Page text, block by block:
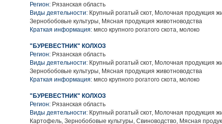
Регион: Рязанская область
Виды деятельности: Крупный рогатый скот, Молочная продукция
Зернобобовые культуры, Мясная продукция животноводства
Краткая информация: мясо крупного рогатого скота, молоко
"БУРЕВЕСТНИК" КОЛХОЗ
Регион: Рязанская область
Виды деятельности: Крупный рогатый скот, Молочная продукция
Зернобобовые культуры, Мясная продукция животноводства
Краткая информация: мясо крупного рогатого скота, молоко
"БУРЕВЕСТНИК" КОЛХОЗ
Регион: Рязанская область
Виды деятельности: Крупный рогатый скот, Молочная продукция
Картофель, Зернобобовые культуры, Свиноводство, Мясная